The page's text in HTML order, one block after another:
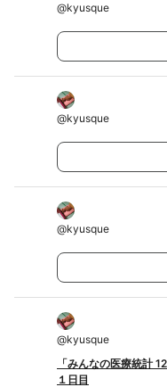
@kyusque
@kyusque
@kyusque
@kyusque
「みんなの医療統計
１日目